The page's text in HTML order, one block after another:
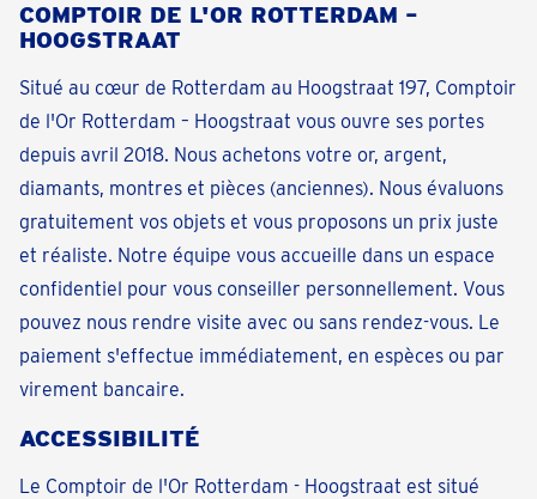
COMPTOIR DE L'OR ROTTERDAM –
HOOGSTRAAT
Situé au cœur de Rotterdam au Hoogstraat 197, Comptoir
de l'Or Rotterdam – Hoogstraat vous ouvre ses portes
depuis avril 2018. Nous achetons votre or, argent,
diamants, montres et pièces (anciennes). Nous évaluons
gratuitement vos objets et vous proposons un prix juste
et réaliste. Notre équipe vous accueille dans un espace
confidentiel pour vous conseiller personnellement. Vous
pouvez nous rendre visite avec ou sans rendez-vous. Le
paiement s'effectue immédiatement, en espèces ou par
virement bancaire.
ACCESSIBILITÉ
Le Comptoir de l'Or Rotterdam - Hoogstraat est situé